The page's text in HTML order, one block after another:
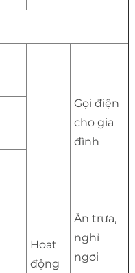
Hoạt
động
Gọi điện
cho gia
đình
Ăn trưa,
nghỉ
ngơi